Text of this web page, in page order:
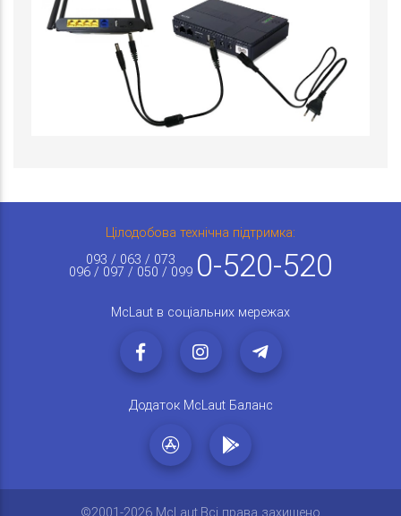
Цілодобова технічна підтримка:
093 / 063 / 073
096 / 097 / 050 / 099 0-520-520
McLaut в соціальних мережах
Додаток McLaut Баланс
©2001-2026 McLaut.Всі права захищено